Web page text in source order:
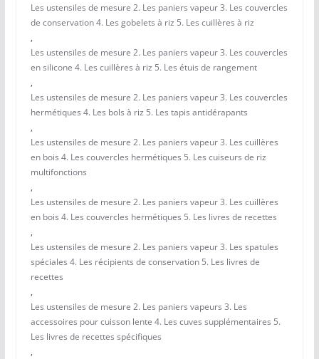
Les ustensiles de mesure 2. Les paniers vapeur 3. Les couvercles
de conservation 4. Les gobelets à riz 5. Les cuillères à riz
,
Les ustensiles de mesure 2. Les paniers vapeur 3. Les couvercles
en silicone 4. Les cuillères à riz 5. Les étuis de rangement
,
Les ustensiles de mesure 2. Les paniers vapeur 3. Les couvercles
hermétiques 4. Les bols à riz 5. Les tapis antidérapants
,
Les ustensiles de mesure 2. Les paniers vapeur 3. Les cuillères
en bois 4. Les couvercles hermétiques 5. Les cuiseurs de riz
multifonctions
,
Les ustensiles de mesure 2. Les paniers vapeur 3. Les cuillères
en bois 4. Les couvercles hermétiques 5. Les livres de recettes
,
Les ustensiles de mesure 2. Les paniers vapeur 3. Les spatules
spéciales 4. Les récipients de conservation 5. Les livres de
recettes
,
Les ustensiles de mesure 2. Les paniers vapeurs 3. Les
accessoires pour cuisson lente 4. Les cuves supplémentaires 5.
Les livres de recettes spécifiques
,